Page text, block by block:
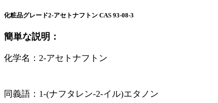
化粧品グレード2-アセトナフトン CAS 93-08-3
簡単な説明：
化学名：2-アセトナフトン
同義語：1-(ナフタレン-2-イル)エタノン